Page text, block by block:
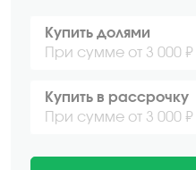
Купить долями
При сумме от 3 000
Купить в рассрочку
При сумме от 3 000